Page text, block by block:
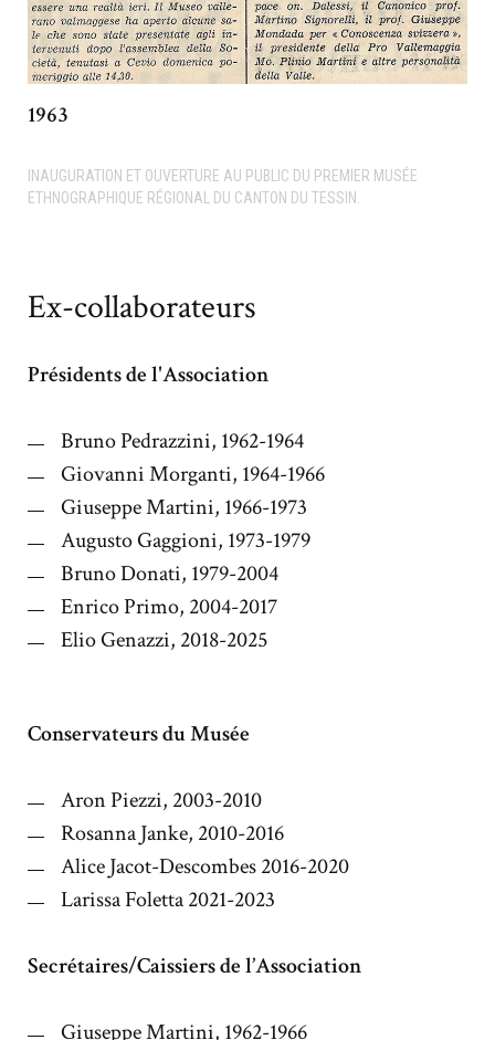
1963
INAUGURATION ET OUVERTURE AU PUBLIC DU PREMIER MUSÉE
ETHNOGRAPHIQUE RÉGIONAL DU CANTON DU TESSIN.
Ex-collaborateurs
Présidents de l'Association
Bruno Pedrazzini, 1962-1964
Giovanni Morganti, 1964-1966
Giuseppe Martini, 1966-1973
Augusto Gaggioni, 1973-1979
Bruno Donati, 1979-2004
Enrico Primo, 2004-2017
Elio Genazzi, 2018-2025
Conservateurs du Musée
Aron Piezzi, 2003-2010
Rosanna Janke, 2010-2016
Alice Jacot-Descombes 2016-2020
Larissa Foletta 2021-2023
Secrétaires/Caissiers de l’Association
Giuseppe Martini, 1962-1966